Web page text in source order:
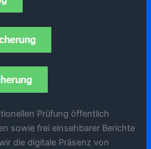
Prüfung öffentlich
sowie frei einsehbarer Berichte
die digitale Präsenz von